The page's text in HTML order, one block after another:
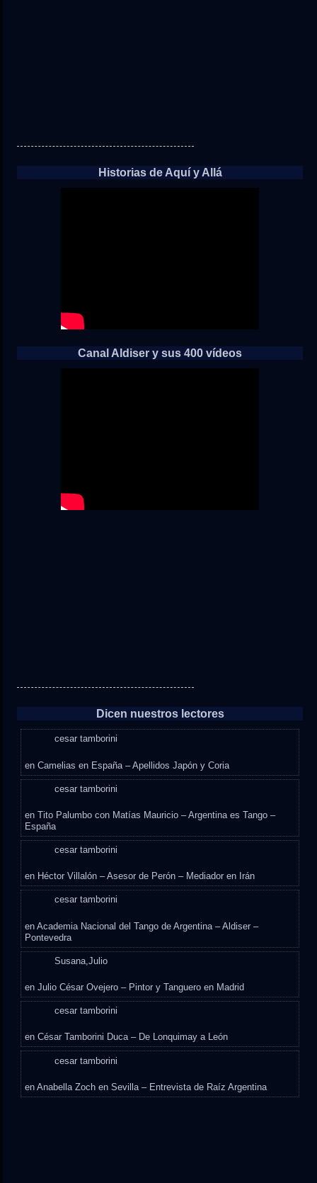
Historias de Aquí y Allá
Canal Aldiser y sus 400 vídeos
Dicen nuestros lectores
cesar tamborini
enCamelias en España – Apellidos Japón y Coria
cesar tamborini
enTito Palumbo con Matías Mauricio – Argentina es Tango –
España
cesar tamborini
en Héctor Villalón – Asesor de Perón – Mediador en Irán
cesar tamborini
enAcademia Nacional del Tango de Argentina – Aldiser –
Pontevedra
Susana,Julio
enJulio César Ovejero – Pintor y Tanguero en Madrid
cesar tamborini
enCésar Tamborini Duca – De Lonquimay a León
cesar tamborini
enAnabella Zoch en Sevilla – Entrevista de Raíz Argentina